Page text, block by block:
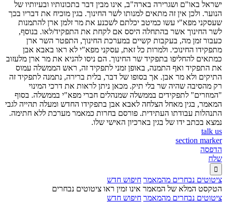
ישראל באו"ם ושגרירה בארה"ב, אינו מבין דבר בתכונותיו ובעיותיו של
הנוער. ולכן אין זה מתאים למנותו לשר החינוך. בגין מוכיח את דבריו בכך
שעסקני מפא"י עשו כמיטב יכלתם לשכנע את מר זלמן ארן להתמנות
לשר החינוך אשר בהתחלה היסס אם לקחת את התפקיד/לאו. בנוסף,
כעבור זמן מה, בעקבות קשיים במערכת החינוך, התפטר השר ארן
מתפקידו החינוכי. ולמרות כל זאת, עסקני מפא"י לא ראו באבא אבן
כמתאים להחליפו בתפקיד שר החינוך. הם ניסו להניא את מר ארן מלעזוב
את התפקיד ואף התמנה, באופן זמני לתפקיד זה, ראש הממשלה עמוס
התיקים ולא מר אבן. אך בסופו של דבר, בלית ברירה, נתמנה לתפקיד זה
רק מהסיבה שהיה שר בלי תיק. מכאן ניתן לראות את דרכי המינוי
"המוזרים" לתפקידים בממשלה שמנהלים חברי מפא"י בממשלה. בסוף
המאמר, בגין מאחל הצלחה לאבא אבן בתפקידו החדש ומעלה תהייה לגבי
התנהלות עבודתו העתידית. פורסם בחרות כמאמר מערכת ללא חתימה.
נמצא בכתב ידו של בגין בארכיון האישי שלו.
talk us
section marker
הדפסה
שלח

ציטוטים נבחרים מהמאמר חיפוש חדש
הטקסט המלא של המאמר אינו זמין ראו ציטוטים נבחרים
ציטוטים נבחרים מהמאמר חיפוש חדש